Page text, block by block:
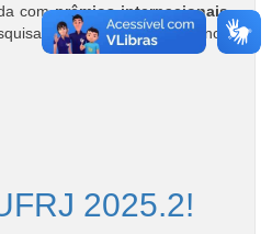
comprêmios internacionais,
e fortalecer a ciência
2025.2!